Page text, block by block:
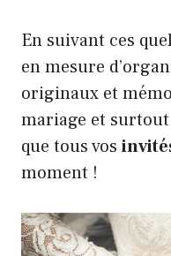
En suivant ces
en mesure
originaux et
mariage et
que tous vos
moment !